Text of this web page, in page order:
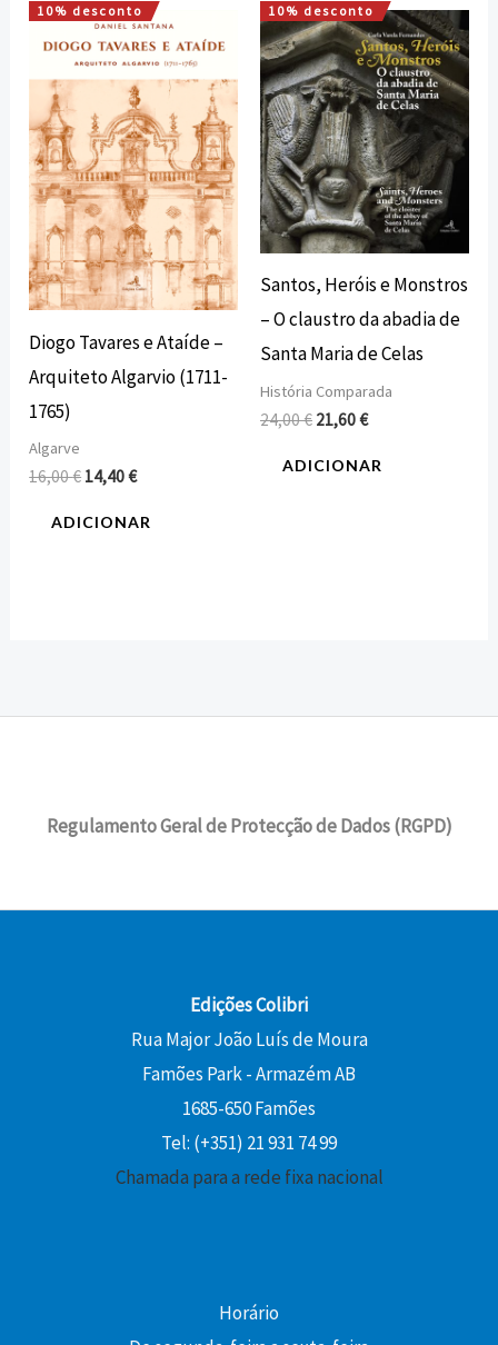
10% desconto
Diogo Tavares e Ataíde –
Arquiteto Algarvio (1711-
1765)
Algarve
16,00€
O
preço
original
era:
16,00 €.
14,40€
O
preço
atual
é:
14,40 €.
ADICIONAR
10% desconto
Santos, Heróis e Monstros
– O claustro da abadia de
Santa Maria de Celas
História Comparada
24,00€
O
preço
original
era:
24,00 €.
21,60€
O
preço
atual
é:
21,60 €.
ADICIONAR
Regulamento Geral de Protecção de Dados (RGPD)
Edições Colibri
Rua Major João Luís de Moura
Famões Park - Armazém AB
1685-650 Famões
Tel: (+351) 21 931 74 99
Chamada para a rede fixa nacional
Horário